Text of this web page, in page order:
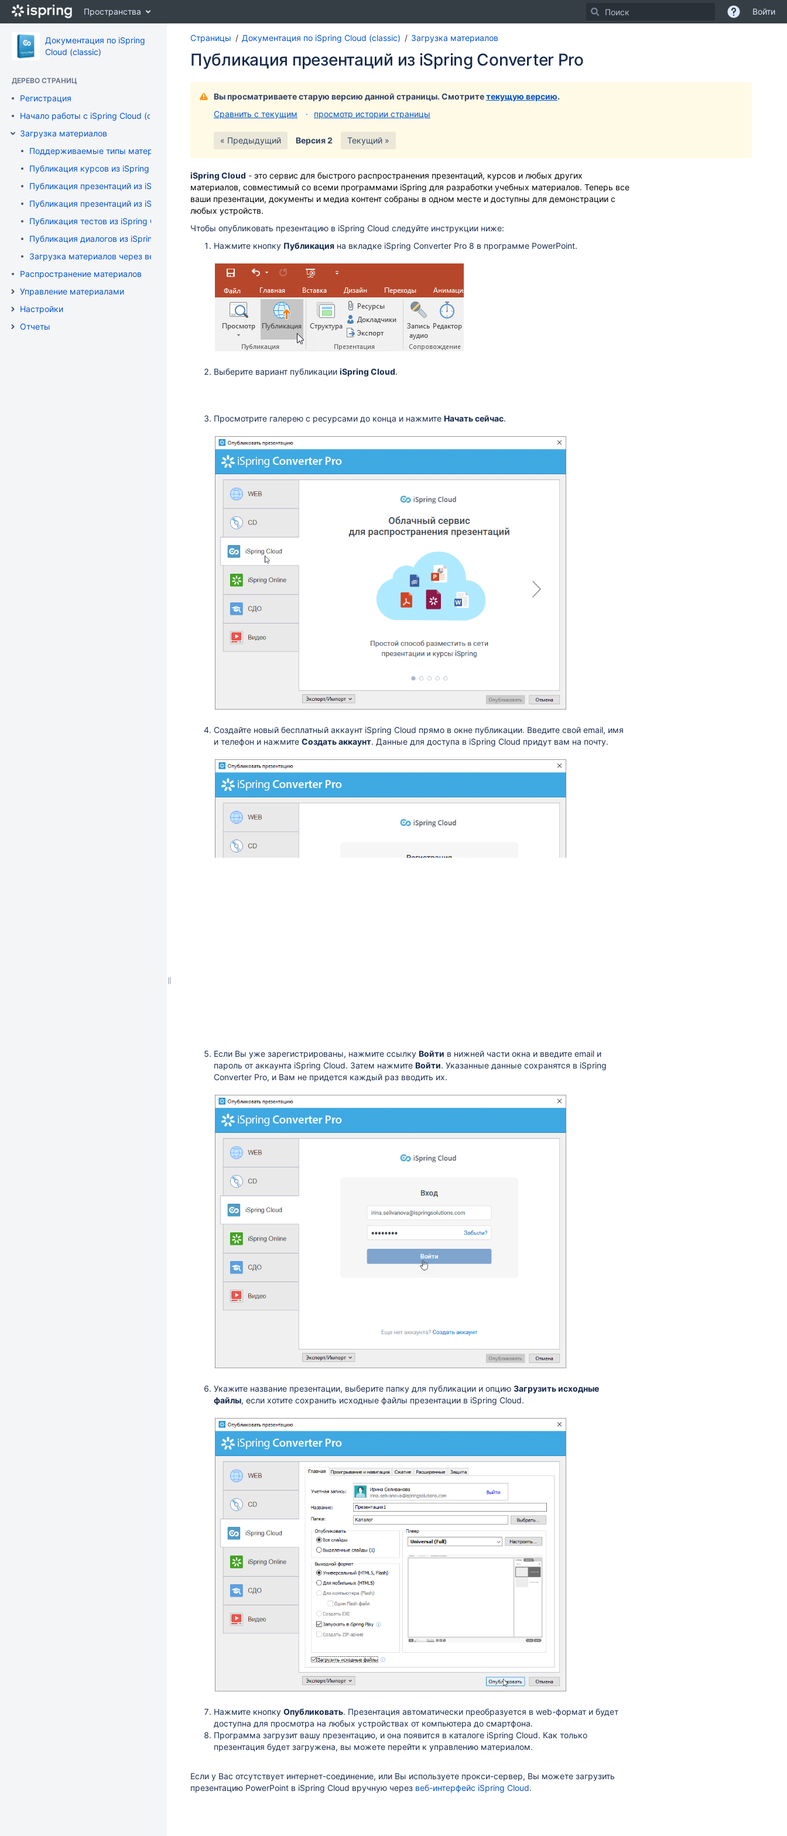
Перейти
содержимому
assistive.skiplink.to.breadcrumbs
assistive.skiplink.to.quick.search
Пространства Войти
Документация по iSpring
Cloud (classic)
ДЕРЕВО СТРАНИЦ
Регистрация
Начало работы с iSpring Cloud (classic)
Загрузка материалов
Поддерживаемые типы материалов
Публикация курсов из iSpring Suite
Публикация презентаций из iSpring Pro
Публикация презентаций из iSpring Converter Pro
Публикация тестов из iSpring QuizMaker
Публикация диалогов из iSpring TalkMaster
Загрузка материалов через веб-интерфейс
Распространение материалов
Управление материалами
Настройки
Отчеты
Страницы Документация по iSpring Cloud (classic) Загрузка материалов
концу
баннера
началу
баннера
Публикация презентаций из iSpring Converter Pro
Вы просматриваете старую версию данной страницы. Смотритетекущую версию.
Сравнить с текущим
просмотр истории страницы
« Предыдущий Версия 2 Текущий »
iSpring Cloud - это сервис для быстрого распространения презентаций, курсов и любых других
материалов, совместимый со всеми программами iSpring для разработки учебных материалов. Теперь все
ваши презентации, документы и медиа контент собраны в одном месте и доступны для демонстрации с
любых устройств.
Чтобы опубликовать презентацию в iSpring Cloud следуйте инструкции ниже:
Нажмите кнопку Публикация на вкладке iSpring Converter Pro 8 в программе PowerPoint.
Выберите вариант публикации iSpring Cloud.
Просмотрите галерею с ресурсами до конца и нажмите Начать сейчас.
Создайте новый бесплатный аккаунт iSpring Cloud прямо в окне публикации. Введите свой email, имя
и телефон и нажмите Создать аккаунт. Данные для доступа в iSpring Cloud придут вам на почту.
Если Вы уже зарегистрированы, нажмите ссылку Войти в нижней части окна и введите email и
пароль от аккаунта iSpring Cloud. Затем нажмите Войти. Указанные данные сохранятся в iSpring
Converter Pro, и Вам не придется каждый раз вводить их.
Укажите название презентации, выберите папку для публикации и опцию Загрузить исходные
файлы, если хотите сохранить исходные файлы презентации в iSpring Cloud.
Нажмите кнопку Опубликовать. Презентация автоматически преобразуется в web-формат и будет
доступна для просмотра на любых устройствах от компьютера до смартфона.
Программа загрузит вашу презентацию, и она появится в каталоге iSpring Cloud. Как только
презентация будет загружена, вы можете перейти к управлению материалом.
Если у Вас отсутствует интернет-соединение, или Вы используете прокси-сервер, Вы можете загрузить
презентацию PowerPoint в iSpring Cloud вручную через веб-интерфейс iSpring Cloud.